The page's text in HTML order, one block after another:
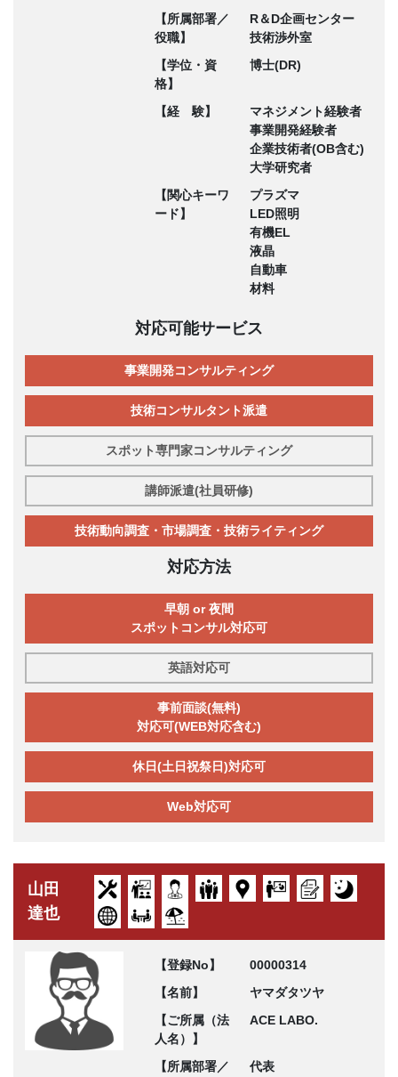
【所属部署／
役職】
R＆D企画センター
技術渉外室
【学位・資
格】
博士(DR)
【経 験】
マネジメント経験者
事業開発経験者
企業技術者(OB含む)
大学研究者
【関心キーワ
ード】
プラズマ
LED照明
有機EL
液晶
自動車
材料
対応可能サービス
事業開発コンサルティング
技術コンサルタント派遣
スポット専門家コンサルティング
講師派遣(社員研修)
技術動向調査・市場調査・技術ライティング
対応方法
早朝 or 夜間
スポットコンサル対応可
英語対応可
事前面談(無料)
対応可(WEB対応含む)
休日(土日祝祭日)対応可
Web対応可
山田
達也
【登録No】
00000314
【名前】
ヤマダタツヤ
【ご所属（法
人名）】
ACE LABO.
【所属部署／
代表